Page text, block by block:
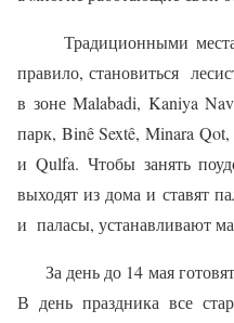
Традиционными
правило, становиться
в зоне Malabadi, Kaniya
парк, BinêSextê, Minara Qot,
и Qulfa. Чтобы занять
выходят из дома и ставят
и паласы, устанавливают
За день до 14 мая
В день праздника все